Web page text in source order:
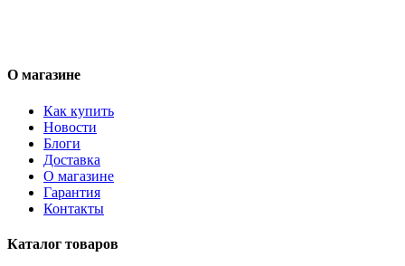
О магазине
Как купить
Новости
Блоги
Доставка
О магазине
Гарантия
Контакты
Каталог товаров